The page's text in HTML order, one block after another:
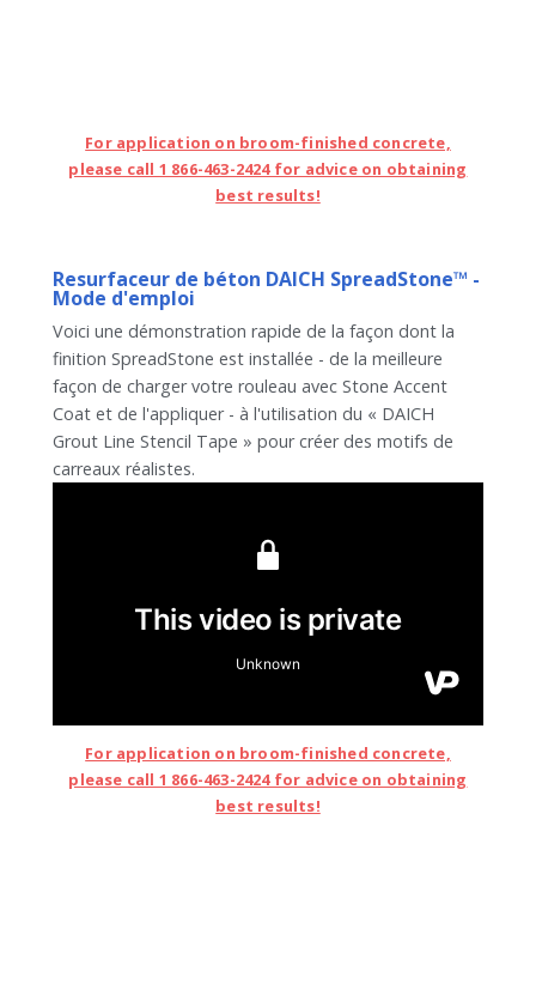
For application on broom-finished concrete,
please call 1 866-463-2424 for advice on obtaining
best results!
Resurfaceur de béton DAICH SpreadStone™ -
Mode d'emploi
Voici une démonstration rapide de la façon dont la
finition SpreadStone est installée - de la meilleure
façon de charger votre rouleau avec Stone Accent
Coat et de l'appliquer - à l'utilisation du « DAICH
Grout Line Stencil Tape » pour créer des motifs de
carreaux réalistes.
For application on broom-finished concrete,
please call 1 866-463-2424 for advice on obtaining
best results!